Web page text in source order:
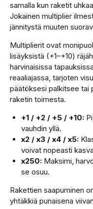
samalla kun raketit
Jokainen multiplier
jännitystä muuten
Multiplierit ovat
lisäyksistä (+1–+10)
harvinaisissa
reaaliajassa, tarjoten
päätöksesi palkitsee tai
raketin toimesta.
+1 / +2 / +5 / +10:
vauhdin yllä.
x2 / x3 / x4 / x5:
voivat nopeasti
x250:Maksimi,
se osuu.
Rakettien saapuminen
yhtäkkiä punaisena